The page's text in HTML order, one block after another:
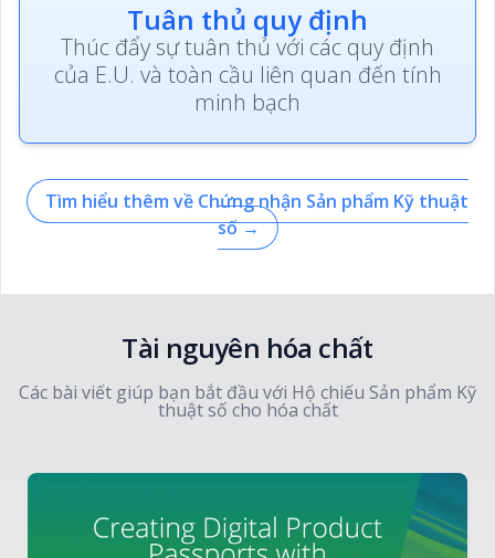
Tuân thủ quy định
Thúc đẩy sự tuân thủ với các quy định
của E.U. và toàn cầu liên quan đến tính
minh bạch
Tìm hiểu thêm về Chứng nhận Sản phẩm Kỹ thuật
số→
Tài nguyên hóa chất
Các bài viết giúp bạn bắt đầu với Hộ chiếu Sản phẩm Kỹ
thuật số cho hóa chất